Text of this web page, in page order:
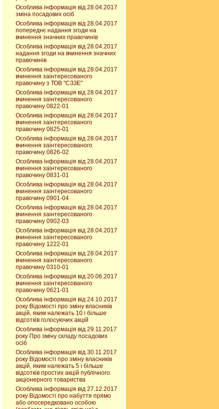
Особлива інформація від 28.04.2017
зміна посадових осіб
Особлива інформація від 28.04.2017
попереднє надання згоди на
вчинення значних правочинів
Особлива інформація від 28.04.2017
надання згоди на вчинення значних
правочинів
Особлива інформація від 28.04.2017
вчинення заінтересованого
правочину з ТОВ "СЗЗЕ"
Особлива інформація від 28.04.2017
вчинення заінтересованого
правочину 0822-01
Особлива інформація від 28.04.2017
вчинення заінтересованого
правочину 0825-01
Особлива інформація від 28.04.2017
вчинення заінтересованого
правочину 0826-02
Особлива інформація від 28.04.2017
вчинення заінтересованого
правочину 0831-01
Особлива інформація від 28.04.2017
вчинення заінтересованого
правочину 0901-04
Особлива інформація від 28.04.2017
вчинення заінтересованого
правочину 0902-03
Особлива інформація від 28.04.2017
вчинення заінтересованого
правочину 1222-01
Особлива інформація від 28.04.2017
вчинення заінтересованого
правочину 0310-01
Особлива інформація від 20.06.2017
вчинення заінтересованого
правочину 0621-01
Особлива інформація від 24.10.2017
року Відомості про зміну власників
акцій, яким належать 10 і більше
відсотків голосуючих акцій
Особлива інформація від 29.11.2017
року Про зміну складу посадових
осіб
Особлива інформація від 30.11.2017
року Відомості про зміну власників
акцій, яким належать 5 і більше
відсотків простих акцій публічного
акціонерного товариства
Особлива інформація від 27.12.2017
року Відомості про набуття прямо
або опосередковано особою